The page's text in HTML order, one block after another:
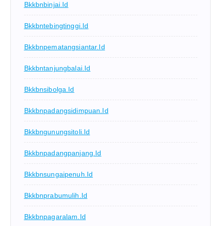
Bkkbnbinjai.id
Bkkbntebingtinggi.id
Bkkbnpematangsiantar.id
Bkkbntanjungbalai.id
Bkkbnsibolga.id
Bkkbnpadangsidimpuan.id
Bkkbngunungsitoli.id
Bkkbnpadangpanjang.id
Bkkbnsungaipenuh.id
Bkkbnprabumulih.id
Bkkbnpagaralam.id